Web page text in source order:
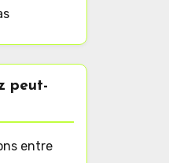
peut-
entre